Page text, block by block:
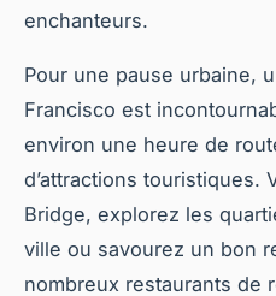
enchanteurs.
Pour une pause urbaine,
Francisco est
environ une heure de
d’attractions touristiques.
Bridge, explorez les
ville ou savourez un bon
nombreux restaurants de